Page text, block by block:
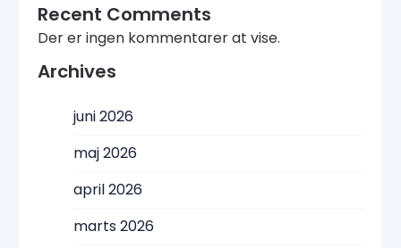
Recent Comments
Der er ingen kommentarer at vise.
Archives
juni 2026
maj 2026
april 2026
marts 2026